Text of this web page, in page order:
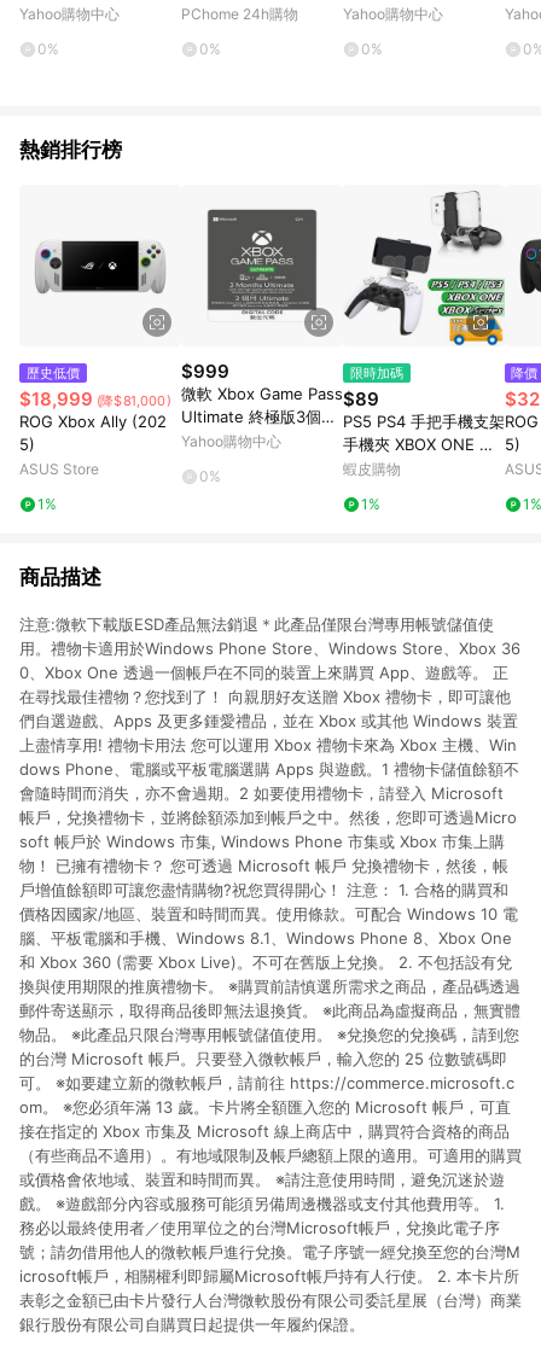
Yahoo購物中心
0%
序號 - PSN 點數卡
PChome 24h購物
0%
代手把-輕裝版 紅色 台
Yahoo購物中心
0%
ESD
ws
熱銷排行榜
歷史低價
$18,999 (降$81,000)
ROG Xbox Ally (202
5)
ASUS Store
1%
$999
微軟 Xbox Game Pass
Ultimate 終極版3個月
實體吊卡
Yahoo購物中心
0%
限時加碼
$89
PS5 PS4 手把手機支架
手機夾 XBOX ONE 手
把支架 Series X S 安
架
蝦皮購物
1%
降價
5)
1%
商品描述
注意:微軟下載版ESD產品無法銷退＊此產品僅限台灣專用帳號儲值使
用。禮物卡適用於Windows Phone Store、Windows Store、Xbox 36
0、Xbox One 透過一個帳戶在不同的裝置上來購買 App、遊戲等。 正
在尋找最佳禮物？您找到了！ 向親朋好友送贈 Xbox 禮物卡，即可讓他
們自選遊戲、Apps 及更多鍾愛禮品，並在 Xbox 或其他 Windows 裝置
上盡情享用! 禮物卡用法 您可以運用 Xbox 禮物卡來為 Xbox 主機、Win
dows Phone、電腦或平板電腦選購 Apps 與遊戲。1 禮物卡儲值餘額不
會隨時間而消失，亦不會過期。2 如要使用禮物卡，請登入 Microsoft
帳戶，兌換禮物卡，並將餘額添加到帳戶之中。然後，您即可透過Micro
soft 帳戶於 Windows 市集, Windows Phone 市集或 Xbox 市集上購
物！ 已擁有禮物卡？ 您可透過 Microsoft 帳戶 兌換禮物卡，然後，帳
戶增值餘額即可讓您盡情購物?祝您買得開心！ 注意： 1. 合格的購買和
價格因國家/地區、裝置和時間而異。使用條款。可配合 Windows 10 電
腦、平板電腦和手機、Windows 8.1、Windows Phone 8、Xbox One
和 Xbox 360 (需要 Xbox Live)。不可在舊版上兌換。 2. 不包括設有兌
換與使用期限的推廣禮物卡。 ※購買前請慎選所需求之商品，產品碼透過
郵件寄送顯示，取得商品後即無法退換貨。 ※此商品為虛擬商品，無實體
物品。 ※此產品只限台灣專用帳號儲值使用。 ※兌換您的兌換碼，請到您
的台灣 Microsoft 帳戶。只要登入微軟帳戶，輸入您的 25 位數號碼即
可。 ※如要建立新的微軟帳戶，請前往 https://commerce.microsoft.c
om。 ※您必須年滿 13 歲。卡片將全額匯入您的 Microsoft 帳戶，可直
接在指定的 Xbox 市集及 Microsoft 線上商店中，購買符合資格的商品
（有些商品不適用）。有地域限制及帳戶總額上限的適用。可適用的購買
或價格會依地域、裝置和時間而異。 ※請注意使用時間，避免沉迷於遊
戲。 ※遊戲部分內容或服務可能須另備周邊機器或支付其他費用等。 1.
務必以最終使用者／使用單位之的台灣Microsoft帳戶，兌換此電子序
號；請勿借用他人的微軟帳戶進行兌換。電子序號一經兌換至您的台灣M
icrosoft帳戶，相關權利即歸屬Microsoft帳戶持有人行使。 2. 本卡片所
表彰之金額已由卡片發行人台灣微軟股份有限公司委託星展（台灣）商業
銀行股份有限公司自購買日起提供一年履約保證。